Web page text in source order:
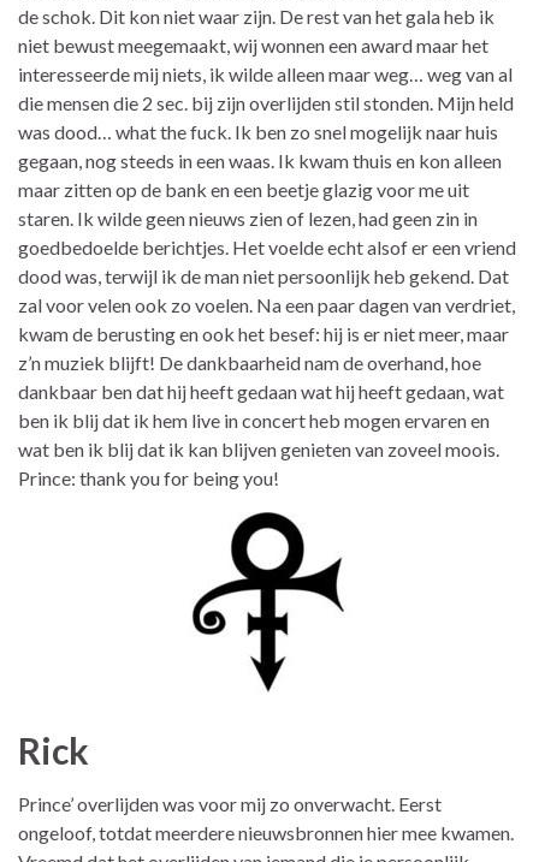
de schok. Dit kon niet waar zijn. De rest van het gala heb ik
niet bewust meegemaakt, wij wonnen een award maar het
interesseerde mij niets, ik wilde alleen maar weg… weg van al
die mensen die 2 sec. bij zijn overlijden stil stonden. Mijn held
was dood… what the fuck. Ik ben zo snel mogelijk naar huis
gegaan, nog steeds in een waas. Ik kwam thuis en kon alleen
maar zitten op de bank en een beetje glazig voor me uit
staren. Ik wilde geen nieuws zien of lezen, had geen zin in
goedbedoelde berichtjes. Het voelde echt alsof er een vriend
dood was, terwijl ik de man niet persoonlijk heb gekend. Dat
zal voor velen ook zo voelen. Na een paar dagen van verdriet,
kwam de berusting en ook het besef: hij is er niet meer, maar
z’n muziek blijft! De dankbaarheid nam de overhand, hoe
dankbaar ben dat hij heeft gedaan wat hij heeft gedaan, wat
ben ik blij dat ik hem live in concert heb mogen ervaren en
wat ben ik blij dat ik kan blijven genieten van zoveel moois.
Prince: thank you for being you!
Rick
Prince’ overlijden was voor mij zo onverwacht. Eerst
ongeloof, totdat meerdere nieuwsbronnen hier mee kwamen.